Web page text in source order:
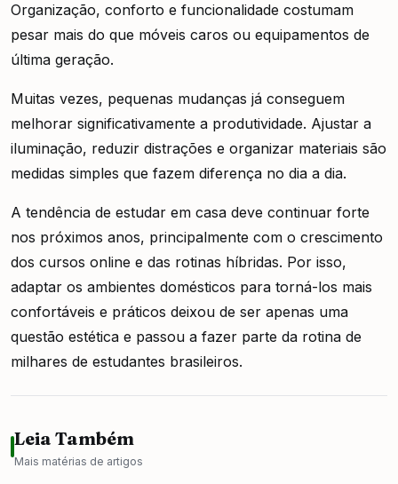
Organização, conforto e funcionalidade costumam
pesar mais do que móveis caros ou equipamentos de
última geração.
Muitas vezes, pequenas mudanças já conseguem
melhorar significativamente a produtividade. Ajustar a
iluminação, reduzir distrações e organizar materiais são
medidas simples que fazem diferença no dia a dia.
A tendência de estudar em casa deve continuar forte
nos próximos anos, principalmente com o crescimento
dos cursos online e das rotinas híbridas. Por isso,
adaptar os ambientes domésticos para torná-los mais
confortáveis e práticos deixou de ser apenas uma
questão estética e passou a fazer parte da rotina de
milhares de estudantes brasileiros.
Leia Também
Mais matérias de artigos